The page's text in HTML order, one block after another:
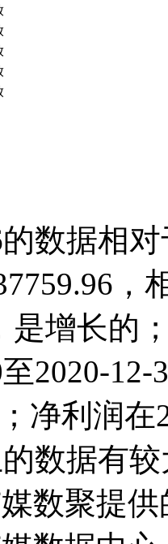
数据相
，
是增长的
2020-
净利润
数据有
数聚提